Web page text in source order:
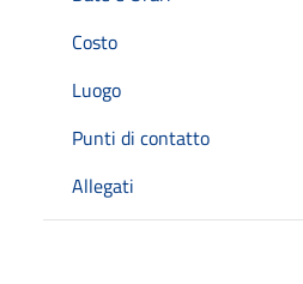
Costo
Luogo
Punti di contatto
Allegati